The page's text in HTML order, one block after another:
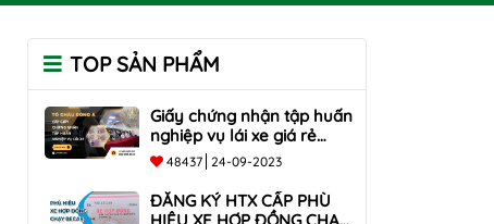
TOP SẢN PHẨM
Giấy chứng nhận tập huấn
nghiệp vụ lái xe giá rẻ
toàn quốc
48437 24-09-2023
ĐĂNG KÝ HTX CẤP PHÙ